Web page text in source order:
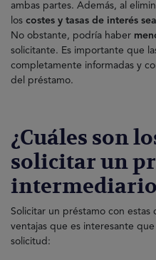
ambas partes. Además, al
los costes y tasas de interés
No obstante, podría haber
solicitante. Es importante que
completamente informadas y
del préstamo.
¿Cuáles son
solicitar un
Solicitar un préstamo con estas
ventajas que es interesante
solicitud: